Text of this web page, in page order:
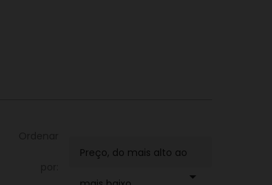
Preço, do mais alto ao
